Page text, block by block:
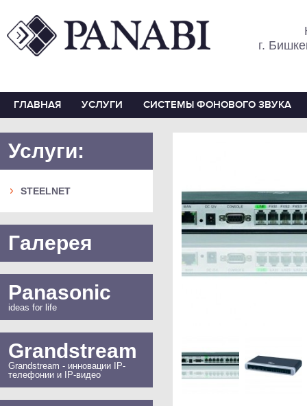
г.
ГЛАВНАЯ УСЛУГИ СИСТЕМЫ ФОНОВОГО ЗВУКА
Услуги:
STEELNET
Галерея
Panasonic
ideas for life
Grandstream
Grandstream - инновации IP-
телефонии и IP-видео